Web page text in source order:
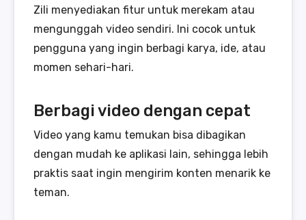
Zili menyediakan fitur untuk merekam atau
mengunggah video sendiri. Ini cocok untuk
pengguna yang ingin berbagi karya, ide, atau
momen sehari-hari.
Berbagi video dengan cepat
Video yang kamu temukan bisa dibagikan
dengan mudah ke aplikasi lain, sehingga lebih
praktis saat ingin mengirim konten menarik ke
teman.